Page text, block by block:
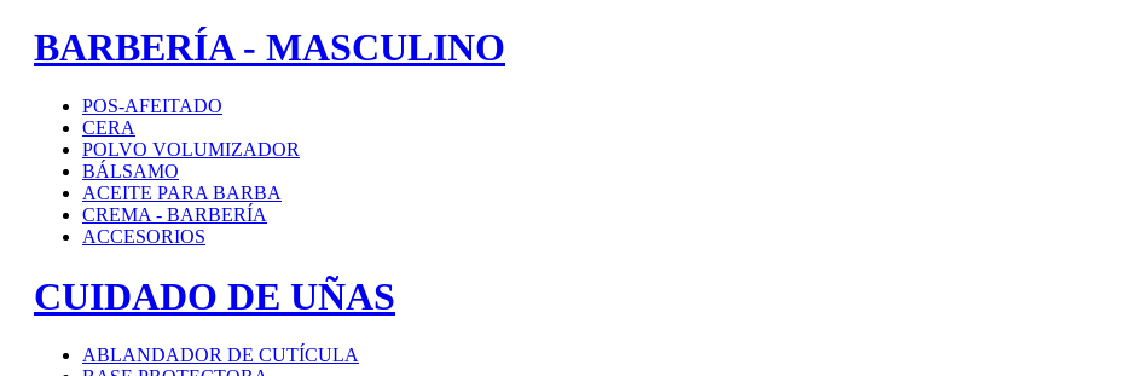
BARBERÍA - MASCULINO
POS-AFEITADO
CERA
POLVO VOLUMIZADOR
BÁLSAMO
ACEITE PARA BARBA
CREMA - BARBERÍA
ACCESORIOS
CUIDADO DE UÑAS
ABLANDADOR DE CUTÍCULA